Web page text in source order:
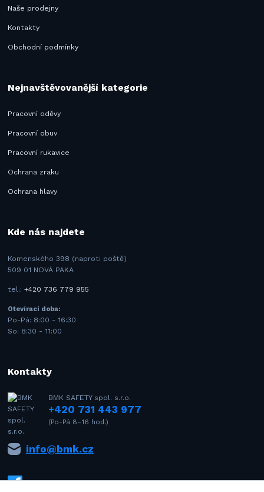
Naše prodejny
Kontakty
Obchodní podmínky
Nejnavštěvovanější kategorie
Pracovní oděvy
Pracovní obuv
Pracovní rukavice
Ochrana zraku
Ochrana hlavy
Kde nás najdete
Komenského 398 (naproti poště)
509 01 NOVÁ PAKA
tel.:+420 736 779 955
Otevírací doba:
Po-Pá: 8:00 - 16:30
So: 8:30 - 11:00
Kontakty
BMK SAFETY spol. s.r.o.
+420 731 443 977
(Po-Pá 8–16 hod.)
info@bmk.cz